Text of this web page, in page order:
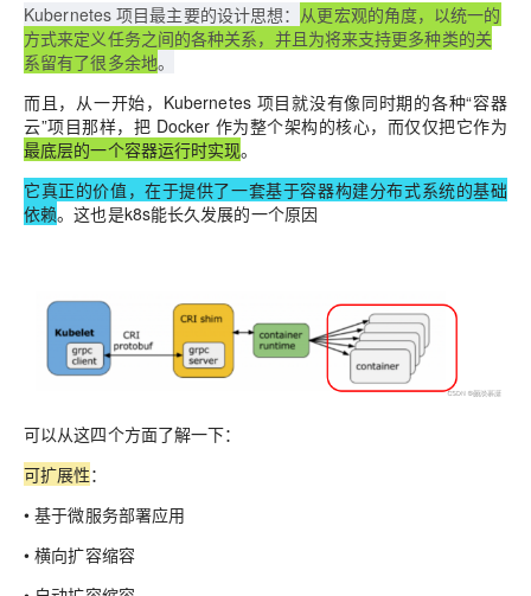
Kubernetes 项目最主要的设计思想： 从更宏观的角度，以统一的
方式来定义任务之间的各种关系，并且为将来支持更多种类的关
系留有了很多余地。
而且，从一开始，Kubernetes 项目就没有像同时期的各种“容器
云”项目那样，把 Docker 作为整个架构的核心，而仅仅把它作为
最底层的一个容器运行时实现。
它真正的价值，在于提供了一套基于容器构建分布式系统的基础
依赖。这也是k8s能长久发展的一个原因
可以从这四个方面了解一下：
可扩展性：
• 基于微服务部署应用
• 横向扩容缩容